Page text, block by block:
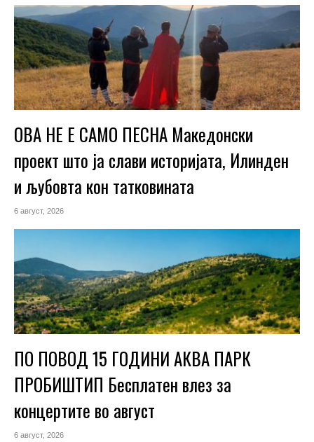
ОВА НЕ Е САМО ПЕСНА Македонски
проект што ја слави историјата, Илинден
и љубовта кон татковината
6 август, 2026
ПО ПОВОД 15 ГОДИНИ АКВА ПАРК
ПРОБИШТИП Бесплатен влез за
концертите во август
6 август, 2026